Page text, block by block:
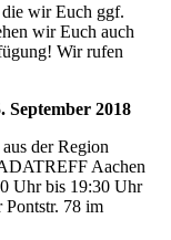
die wir Euch ggf.
wir Euch auch
Wir rufen
2018
der Region
Aachen
Uhr bis 19:30 Uhr
Pontstr. 78 im